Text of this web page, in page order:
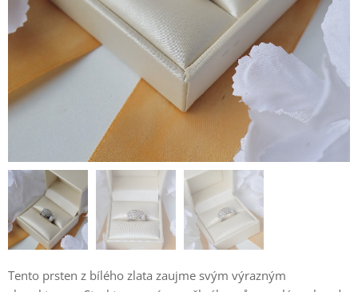
Tento prsten z bílého zlata zaujme svým výrazným